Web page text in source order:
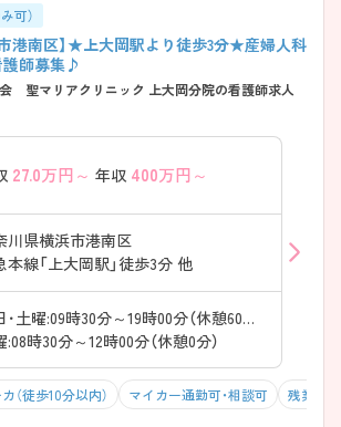
可）
港南区】★上大岡駅より徒歩3分★産婦人科
護師募集♪
聖マリアクリニック 上大岡分院の看護師求人
27.0万円～ 年収 400万円～
川県横浜市港南区
本線「上大岡駅」徒歩3分 他
平日･土曜:09時30分～19時00分（休憩60分）
:08時30分～12時00分（休憩0分）
（徒歩10分以内） マイカー通勤可・相談可 残業10h